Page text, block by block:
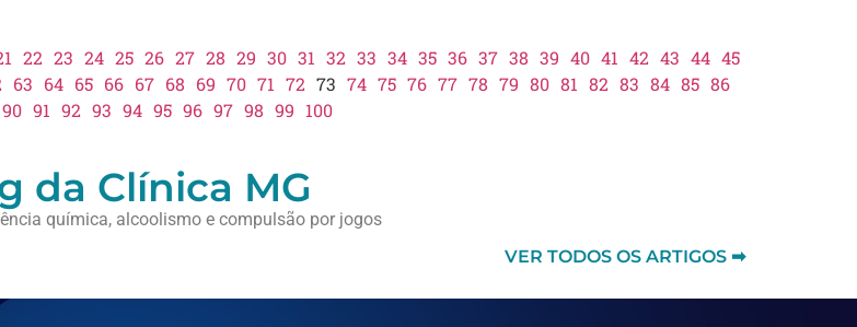
22 23 24 25 26 27 28 29 30 31 32 33 34 35 36 37 38 39 40 41 42 43 44 45
63 64 65 66 67 68 69 70 71 72 73 74 75 76 77 78 79 80 81 82 83 84 85 86
90 91 92 93 94 95 96 97 98 99 100
da Clínica MG
química, alcoolismo e compulsão por jogos
VER TODOS OS ARTIGOS ➡